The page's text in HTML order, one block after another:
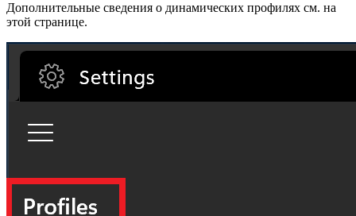
Дополнительные сведения о динамических профилях см. на
этой странице.